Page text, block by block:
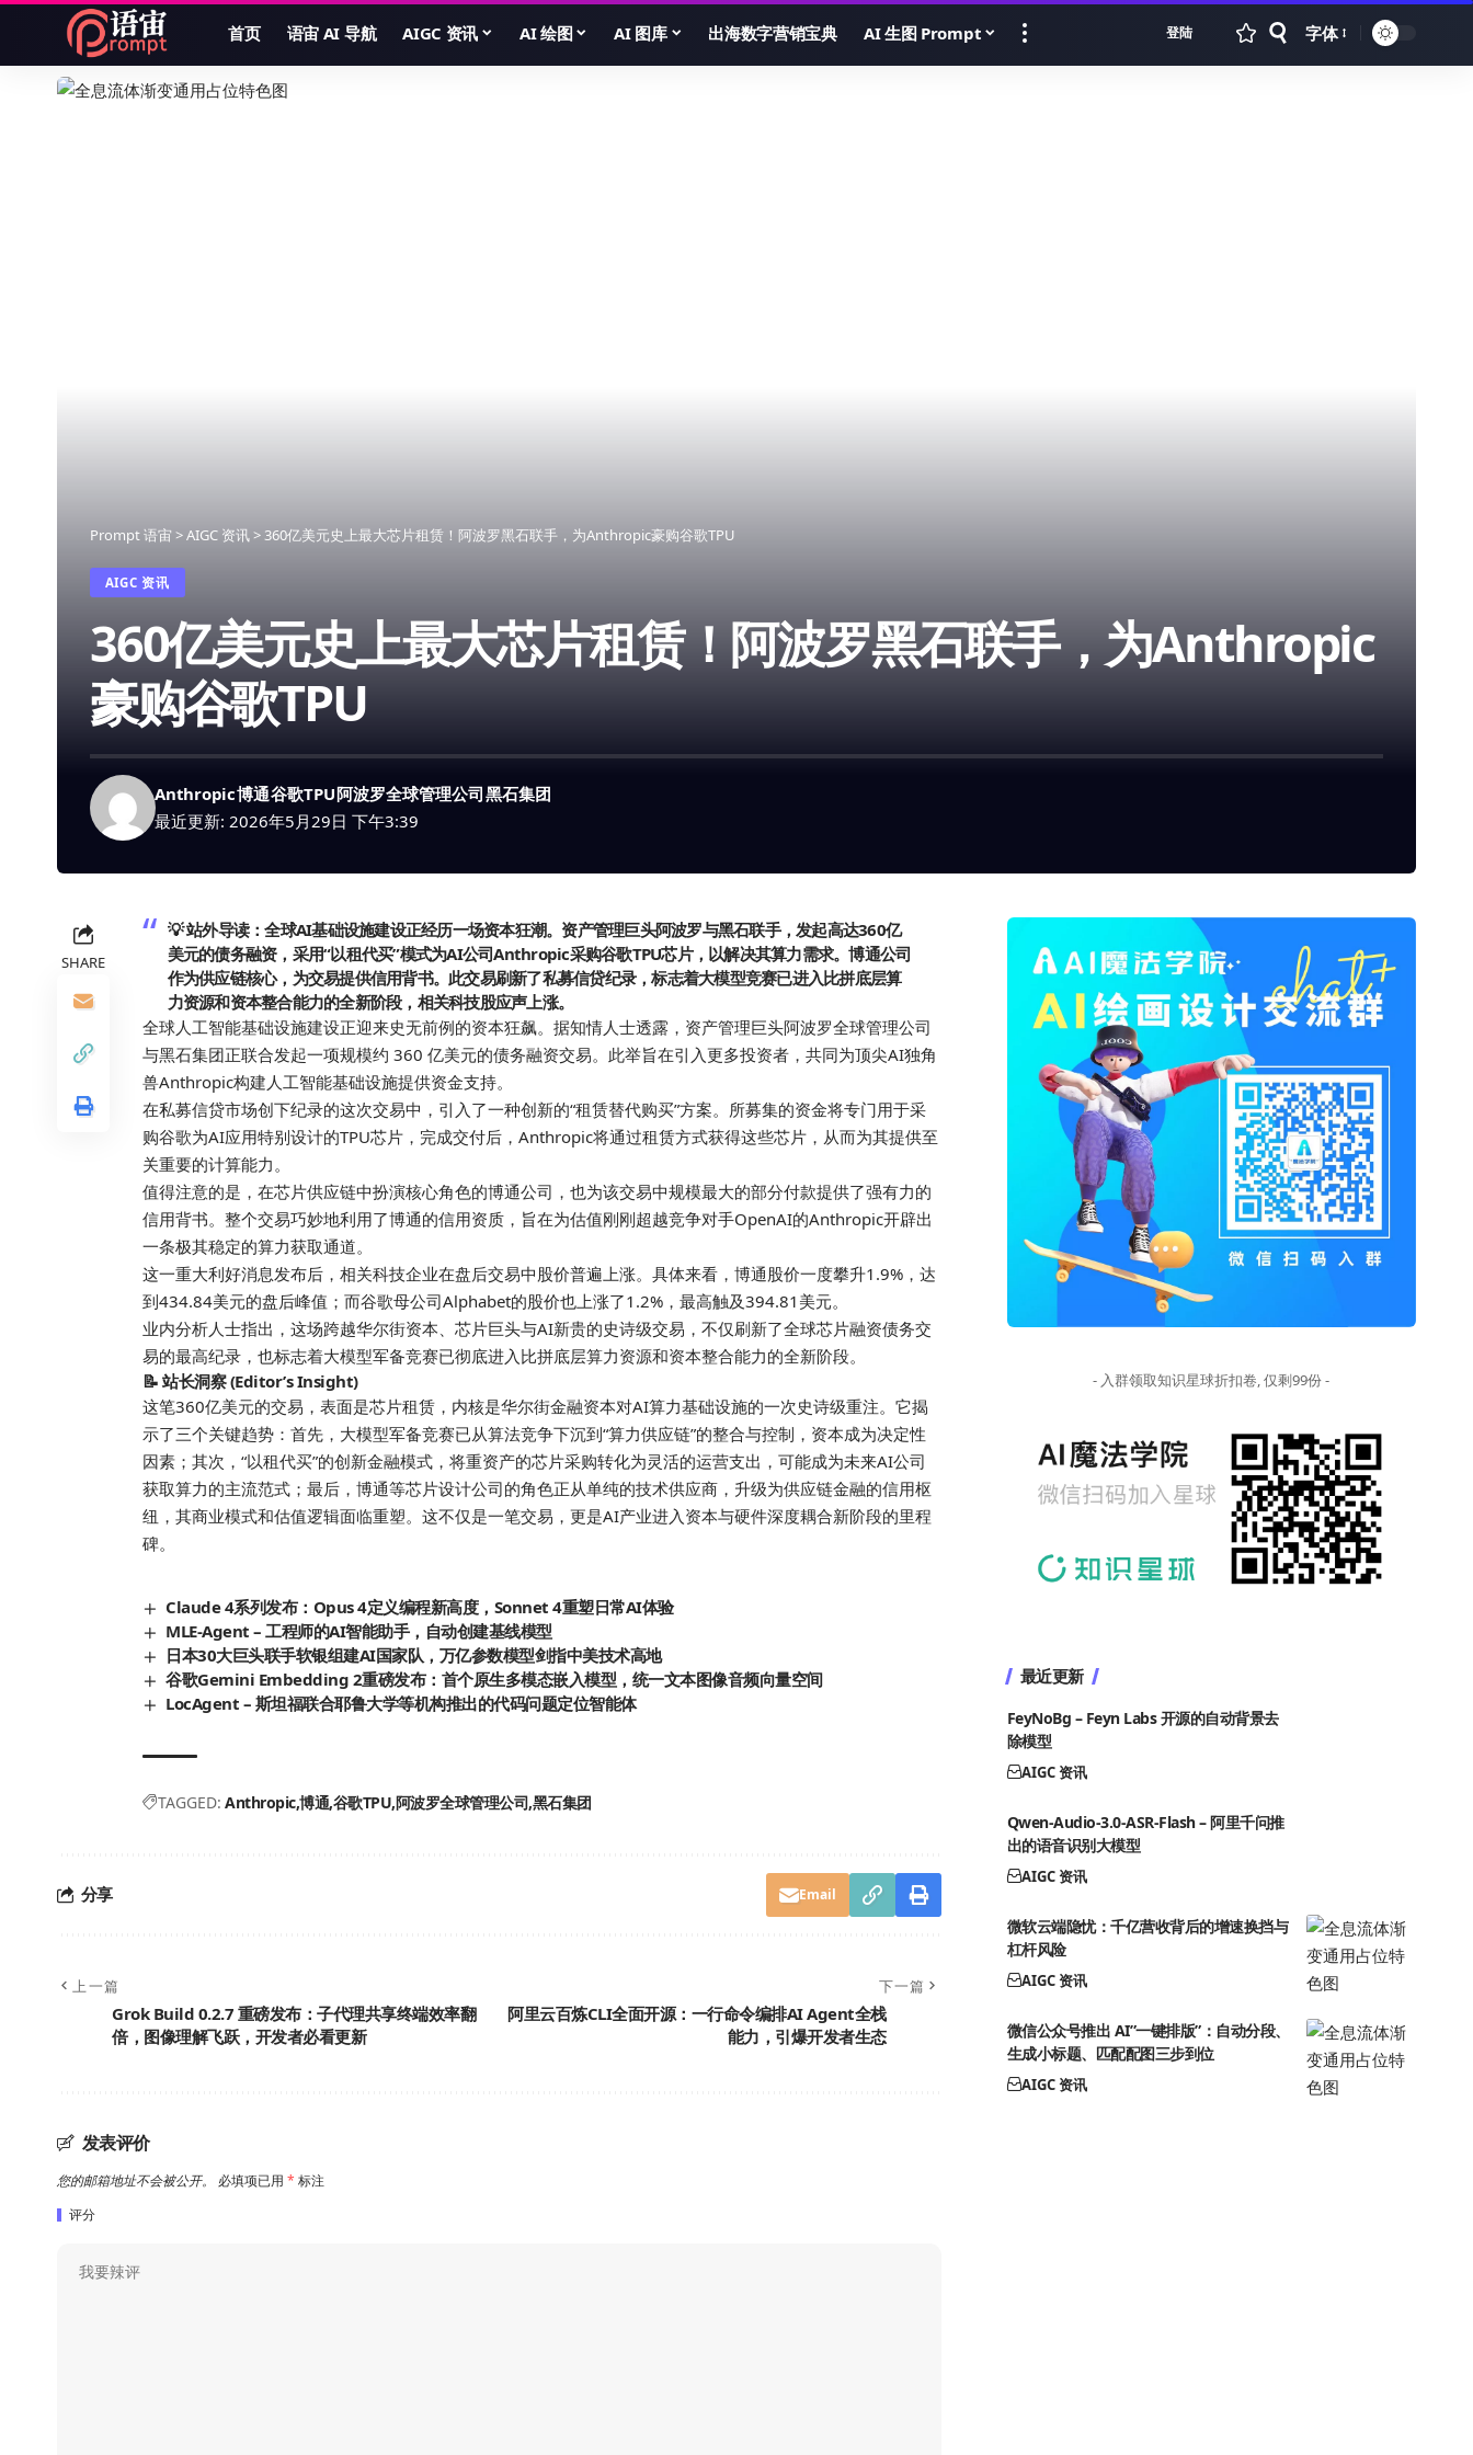
首页 语宙 AI 导航 AIGC 资讯 AI 绘图 AI 图库 出海数字营销宝典 AI 生图 Prompt 登陆
Font
Resizer
字体
Prompt 语宙>AIGC 资讯> 360亿美元史上最大芯片租赁！阿波罗黑石联手，为Anthropic豪购谷歌TPU
AIGC 资讯
360亿美元史上最大芯片租赁！阿波罗黑石联手，为Anthropic
豪购谷歌TPU
最近更新: 2026年5月29日 下午3:39
Anthropic博通谷歌TPU阿波罗全球管理公司黑石集团
SHARE
💡 站外导读：全球AI基础设施建设正经历一场资本狂潮。资产管理巨头阿波罗与黑石联手，发起高达360亿
美元的债务融资，采用“以租代买”模式为AI公司Anthropic采购谷歌TPU芯片，以解决其算力需求。博通公司
作为供应链核心，为交易提供信用背书。此交易刷新了私募信贷纪录，标志着大模型竞赛已进入比拼底层算
力资源和资本整合能力的全新阶段，相关科技股应声上涨。
全球人工智能基础设施建设正迎来史无前例的资本狂飙。据知情人士透露，资产管理巨头阿波罗全球管理公司
与黑石集团正联合发起一项规模约 360 亿美元的债务融资交易。此举旨在引入更多投资者，共同为顶尖AI独角
兽Anthropic构建人工智能基础设施提供资金支持。
在私募信贷市场创下纪录的这次交易中，引入了一种创新的“租赁替代购买”方案。所募集的资金将专门用于采
购谷歌为AI应用特别设计的TPU芯片，完成交付后，Anthropic将通过租赁方式获得这些芯片，从而为其提供至
关重要的计算能力。
值得注意的是，在芯片供应链中扮演核心角色的博通公司，也为该交易中规模最大的部分付款提供了强有力的
信用背书。整个交易巧妙地利用了博通的信用资质，旨在为估值刚刚超越竞争对手OpenAI的Anthropic开辟出
一条极其稳定的算力获取通道。
这一重大利好消息发布后，相关科技企业在盘后交易中股价普遍上涨。具体来看，博通股价一度攀升1.9%，达
到434.84美元的盘后峰值；而谷歌母公司Alphabet的股价也上涨了1.2%，最高触及394.81美元。
业内分析人士指出，这场跨越华尔街资本、芯片巨头与AI新贵的史诗级交易，不仅刷新了全球芯片融资债务交
易的最高纪录，也标志着大模型军备竞赛已彻底进入比拼底层算力资源和资本整合能力的全新阶段。
📝 站长洞察 (Editor’s Insight)
这笔360亿美元的交易，表面是芯片租赁，内核是华尔街金融资本对AI算力基础设施的一次史诗级重注。它揭
示了三个关键趋势：首先，大模型军备竞赛已从算法竞争下沉到“算力供应链”的整合与控制，资本成为决定性
因素；其次，“以租代买”的创新金融模式，将重资产的芯片采购转化为灵活的运营支出，可能成为未来AI公司
获取算力的主流范式；最后，博通等芯片设计公司的角色正从单纯的技术供应商，升级为供应链金融的信用枢
纽，其商业模式和估值逻辑面临重塑。这不仅是一笔交易，更是AI产业进入资本与硬件深度耦合新阶段的里程
碑。
Claude 4系列发布：Opus 4定义编程新高度，Sonnet 4重塑日常AI体验
MLE-Agent – 工程师的AI智能助手，自动创建基线模型
日本30大巨头联手软银组建AI国家队，万亿参数模型剑指中美技术高地
谷歌Gemini Embedding 2重磅发布：首个原生多模态嵌入模型，统一文本图像音频向量空间
LocAgent – 斯坦福联合耶鲁大学等机构推出的代码问题定位智能体
TAGGED: Anthropic博通 谷歌TPU 阿波罗全球管理公司 黑石集团
分享 Email
上一篇
Grok Build 0.2.7 重磅发布：子代理共享终端效率翻
倍，图像理解飞跃，开发者必看更新
下一篇
阿里云百炼CLI全面开源：一行命令编排AI Agent全栈
能力，引爆开发者生态
发表评价
您的邮箱地址不会被公开。 必填项已用 * 标注
评分
- 入群领取知识星球折扣卷, 仅剩99份 -
最近更新
FeyNoBg – Feyn Labs 开源的自动背景去
除模型
AIGC 资讯
Qwen-Audio-3.0-ASR-Flash – 阿里千问推
出的语音识别大模型
AIGC 资讯
微软云端隐忧：千亿营收背后的增速换挡与
杠杆风险
AIGC 资讯
微信公众号推出 AI”一键排版”：自动分段、
生成小标题、匹配配图三步到位
AIGC 资讯